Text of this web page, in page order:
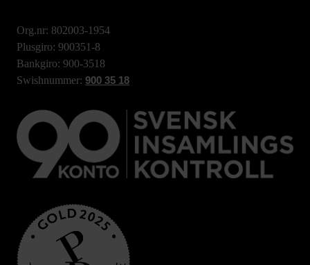
Org.nr: 802003-1954
Plusgiro: 900351-8
Bankgiro: 900-3518
Swishnummer: 900 35 18